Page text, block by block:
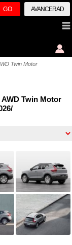
GO AVANCERAD
Twin Motor
AWD Twin Motor